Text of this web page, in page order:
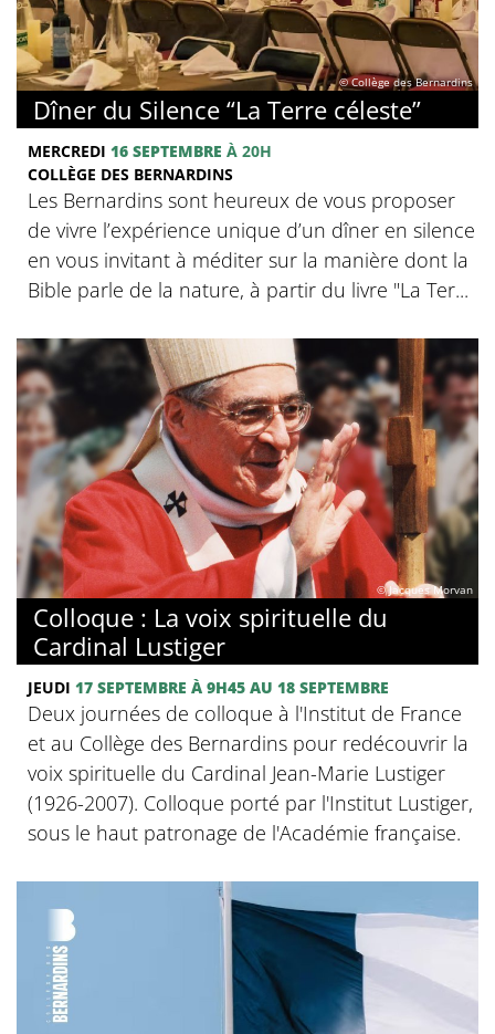
© Collège des Bernardins
Dîner du Silence “La Terre céleste”
MERCREDI 16 SEPTEMBRE À 20H
COLLÈGE DES BERNARDINS
Les Bernardins sont heureux de vous proposer
de vivre l’expérience unique d’un dîner en silence
en vous invitant à méditer sur la manière dont la
Bible parle de la nature, à partir du livre "La Ter...
© Jacques Morvan
Colloque : La voix spirituelle du
Cardinal Lustiger
JEUDI 17 SEPTEMBRE À 9H45 AU 18 SEPTEMBRE
Deux journées de colloque à l'Institut de France
et au Collège des Bernardins pour redécouvrir la
voix spirituelle du Cardinal Jean-Marie Lustiger
(1926-2007). Colloque porté par l'Institut Lustiger,
sous le haut patronage de l'Académie française.